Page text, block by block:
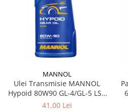
MANNOL
Ulei Transmisie MANNOL
Hypoid 80W90 GL-4/GL-5 LS -
1 Litru, Diferențiale Sarcini
41,00 Lei